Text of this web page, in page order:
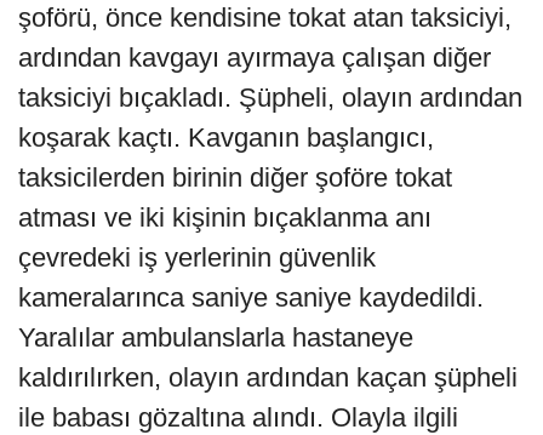
şoförü, önce kendisine tokat atan taksiciyi,
ardından kavgayı ayırmaya çalışan diğer
taksiciyi bıçakladı. Şüpheli, olayın ardından
koşarak kaçtı. Kavganın başlangıcı,
taksicilerden birinin diğer şoföre tokat
atması ve iki kişinin bıçaklanma anı
çevredeki iş yerlerinin güvenlik
kameralarınca saniye saniye kaydedildi.
Yaralılar ambulanslarla hastaneye
kaldırılırken, olayın ardından kaçan şüpheli
ile babası gözaltına alındı. Olayla ilgili